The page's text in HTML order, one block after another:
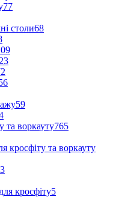
77
столи68
59
та воркауту765
кросфіту та воркауту
кросфіту5